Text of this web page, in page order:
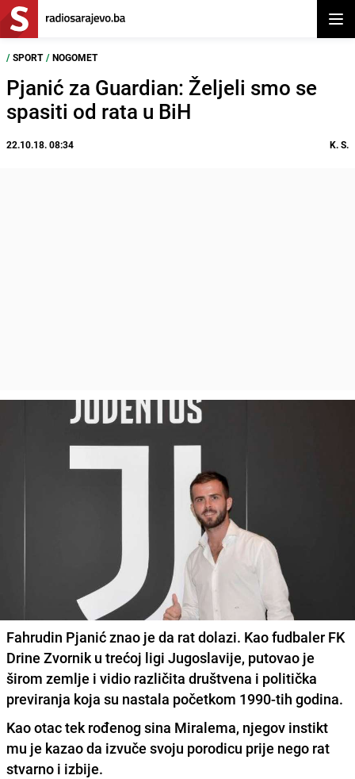
/ SPORT / NOGOMET
Pjanić za Guardian: Željeli smo se
spasiti od rata u BiH
22.10.18. 08:34 K. S.
Fahrudin Pjanić znao je da rat dolazi. Kao fudbaler FK
Drine Zvornik u trećoj ligi Jugoslavije, putovao je
širom zemlje i vidio različita društvena i politička
previranja koja su nastala početkom 1990-tih godina.
Kao otac tek rođenog sina Miralema, njegov instikt
mu je kazao da izvuče svoju porodicu prije nego rat
stvarno i izbije.